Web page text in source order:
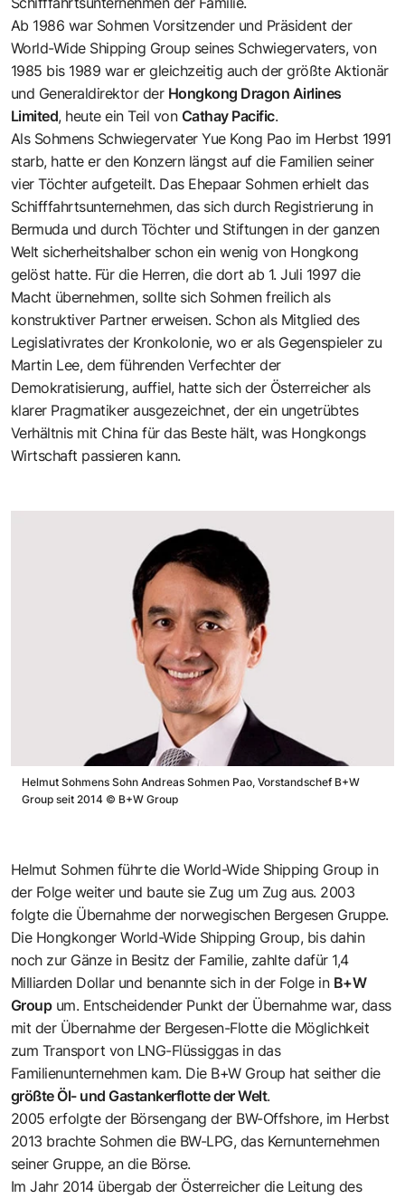
Ab 1986 war Sohmen Vorsitzender und Präsident der
World-Wide Shipping Group seines Schwiegervaters, von
1985 bis 1989 war er gleichzeitig auch der größte Aktionär
und Generaldirektor der Hongkong Dragon Airlines
Limited, heute ein Teil von Cathay Pacific.
Als Sohmens Schwiegervater Yue Kong Pao im Herbst 1991
starb, hatte er den Konzern längst auf die Familien seiner
vier Töchter aufgeteilt. Das Ehepaar Sohmen erhielt das
Schifffahrtsunternehmen, das sich durch Registrierung in
Bermuda und durch Töchter und Stiftungen in der ganzen
Welt sicherheitshalber schon ein wenig von Hongkong
gelöst hatte. Für die Herren, die dort ab 1. Juli 1997 die
Macht übernehmen, sollte sich Sohmen freilich als
konstruktiver Partner erweisen. Schon als Mitglied des
Legislativrates der Kronkolonie, wo er als Gegenspieler zu
Martin Lee, dem führenden Verfechter der
Demokratisierung, auffiel, hatte sich der Österreicher als
klarer Pragmatiker ausgezeichnet, der ein ungetrübtes
Verhältnis mit China für das Beste hält, was Hongkongs
Wirtschaft passieren kann.
Helmut Sohmens Sohn Andreas Sohmen Pao, Vorstandschef B+W
Group seit 2014 © B+W Group
Helmut Sohmen führte die World-Wide Shipping Group in
der Folge weiter und baute sie Zug um Zug aus. 2003
folgte die Übernahme der norwegischen Bergesen Gruppe.
Die Hongkonger World-Wide Shipping Group, bis dahin
noch zur Gänze in Besitz der Familie, zahlte dafür 1,4
Milliarden Dollar und benannte sich in der Folge in B+W
Groupum. Entscheidender Punkt der Übernahme war, dass
mit der Übernahme der Bergesen-Flotte die Möglichkeit
zum Transport von LNG-Flüssiggas in das
Familienunternehmen kam. Die B+W Group hat seither die
größte Öl- und Gastankerflotte der Welt.
2005 erfolgte der Börsengang der BW-Offshore, im Herbst
2013 brachte Sohmen die BW-LPG, das Kernunternehmen
seiner Gruppe, an die Börse.
Im Jahr 2014 übergab der Österreicher die Leitung des